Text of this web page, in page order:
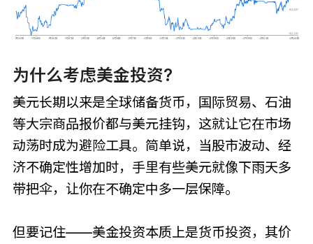
为什么考虑美金投资?
美元长期以来是全球储备货币，国际贸易、石油
等大宗商品报价都与美元挂钩，这就让它在市场
动荡时成为避险工具。简单说，当股市波动、经
济不确定性增加时，手里有些美元就像下雨天多
带把伞，让你在不确定中多一层保障。
但要记住——美金投资本质上是货币投资，其价